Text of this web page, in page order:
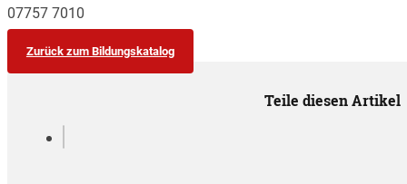
07757 7010
Zurück zum Bildungskatalog
Teile diesen Artikel